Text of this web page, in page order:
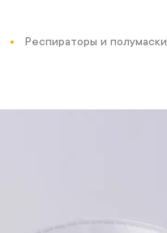
Респираторы и полумаски